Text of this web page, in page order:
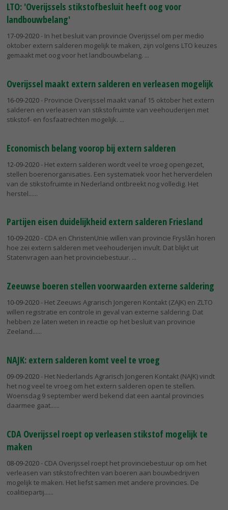
LTO: 'Overijssels stikstofbesluit heeft oog voor
landbouwbelang'
17-09-2020- In het besluit van provincie Overijssel om per medio
oktober extern salderen mogelijk te maken, zijn volgens LTO keuzes
gemaakt met oog voor het landbouwbelang.
Overijssel maakt extern salderen en verleasen mogelijk
16-09-2020- Provincie Overijssel maakt vanaf 15 oktober het extern
salderen en verleasen van stikstofruimte van veehouderijen met
stikstof- en fosfaatrechten mogelijk.
Economisch belang voorop bij extern salderen
12-09-2020- Het extern salderen wordt veel te vroeg opengezet,
stellen boerenorganisaties. Een systematiek voor het herverdelen
van de stikstofruimte in Nederland ontbreekt nog volledig. Het
herstel...
Partijen eisen duidelijkheid extern salderen Friesland
10-09-2020- CDA en ChristenUnie willen van provincie Fryslân horen
hoe zei extern salderen met veehouderijen invult. Dat blijkt uit
Statenvragen aan het provinciebestuur.
Zeeuwse boeren stellen voorwaarden externe saldering
10-09-2020- Het Zeeuws Agrarisch Jongeren Kontakt (ZAJK) en ZLTO
willen registratie en controle in geval van externe saldering. Dat
hebben ze laten weten in reactie op het besluit van provincie
Zeeland...
NAJK: extern salderen komt veel te vroeg
09-09-2020- Het Nederlands Agrarisch Jongeren Kontakt (NAJK) vindt
het nog veel te vroeg om het extern salderen open te stellen.
Woensdag 9 september werd bekend dat een aantal provincies
daarmee gaat...
CDA Overijssel roept op verleasen stikstof mogelijk te
maken
08-09-2020- CDA Overijssel roept het provinciebestuur op om het
verleasen van stikstofrechten van boeren aan bouwbedrijven
mogelijk te maken. Het liefst samen met andere provincies. De
coalitiepartij...